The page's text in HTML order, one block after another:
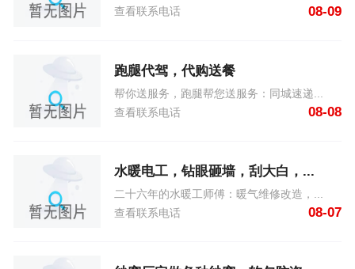
查看联系电话
08-09
跑腿代驾，代购送餐
帮你送服务，跑腿帮您送服务：同城速递...
查看联系电话
08-08
水暖电工，钻眼砸墙，刮大白，...
二十六年的水暖工师傅：暖气维修改造，...
查看联系电话
08-07